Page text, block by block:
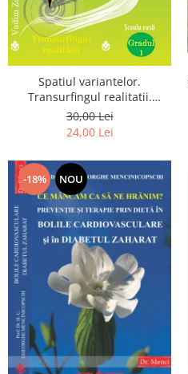
Spatiul variantelor.
Transurfingul realitatii.
Gradul 1. Cum sa ne
dezvoltam intuitia si sa ne
alegem soarta
30,00 Lei
24,00 Lei
-18% NOU